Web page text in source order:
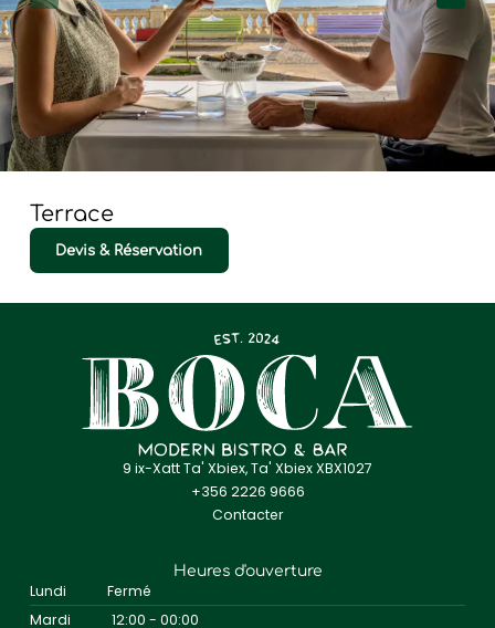
Terrace
Devis & Réservation
9 ix-Xatt Ta' Xbiex, Ta' Xbiex XBX1027
+356 2226 9666
Contacter
Heures d'ouverture
Lundi
Fermé
Mardi
12:00 - 00:00